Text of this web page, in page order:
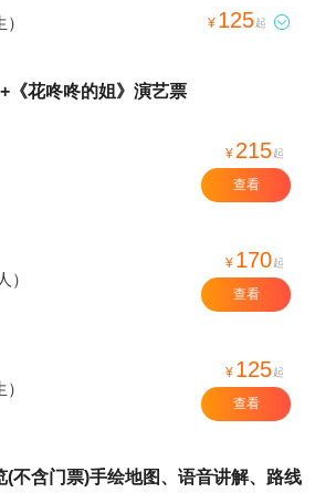
¥ 125起 
《花咚咚的姐》演艺票
¥ 215起
查看
）
¥ 170起
查看
¥ 125起
查看
(不含门票)手绘地图、语音讲解、路线